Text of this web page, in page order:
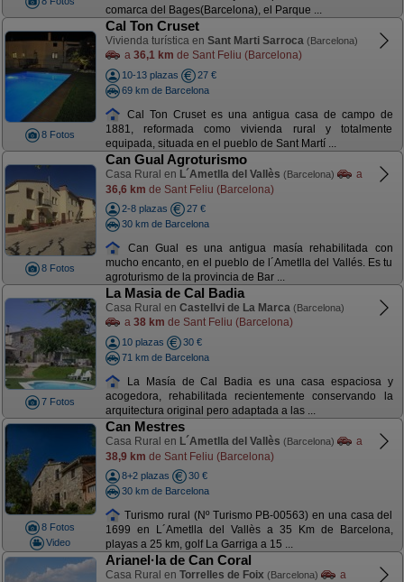
comarca del Bages(Barcelona), el Parque ...
8 Fotos
Cal Ton Cruset
Vivienda turística en Sant Marti Sarroca (Barcelona)
a 36,1 km de Sant Feliu (Barcelona)
10-13 plazas
27 €
69 km de Barcelona
Cal Ton Cruset es una antigua casa de campo de
1881, reformada como vivienda rural y totalmente
equipada, situada en el pueblo de Sant Martí ...
8 Fotos
Can Gual Agroturismo
Casa Rural en L´Ametlla del Vallès (Barcelona)
a
36,6 km de Sant Feliu (Barcelona)
2-8 plazas
27 €
30 km de Barcelona
Can Gual es una antigua masía rehabilitada con
mucho encanto, en el pueblo de l´Ametlla del Vallés. Es tu
agroturismo de la provincia de Bar ...
7 Fotos
La Masia de Cal Badia
Casa Rural en Castellvi de La Marca (Barcelona)
a 38 km de Sant Feliu (Barcelona)
10 plazas
30 €
71 km de Barcelona
La Masía de Cal Badia es una casa espaciosa y
acogedora, rehabilitada recientemente conservando la
arquitectura original pero adaptada a las ...
8 Fotos
Video
Can Mestres
Casa Rural en L´Ametlla del Vallès (Barcelona)
a
38,9 km de Sant Feliu (Barcelona)
8+2 plazas
30 €
30 km de Barcelona
Turismo rural (Nº Turismo PB-00563) en una casa del
1699 en L´Ametlla del Vallès a 35 Km de Barcelona,
playas a 25 km, golf La Garriga a 15 ...
Arianel·la de Can Coral
Casa Rural en Torrelles de Foix (Barcelona)
a